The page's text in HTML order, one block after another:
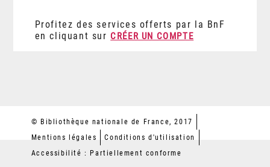
Profitez des services offerts par la BnF
en cliquant sur CRÉER UN COMPTE
© Bibliothèque nationale de France, 2017
Mentions légales
Conditions d'utilisation
Accessibilité : Partiellement conforme